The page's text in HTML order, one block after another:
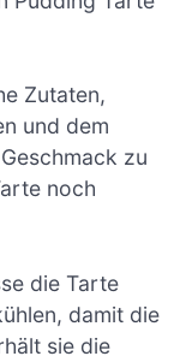
Zutaten,
und dem
zu
noch
die Tarte
damit die
sie die